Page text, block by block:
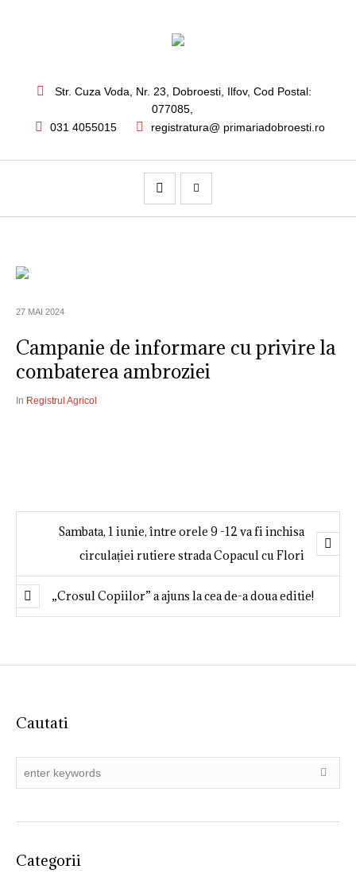
Str. Cuza Voda, Nr. 23 Dobroesti, Ilfov, Cod Postal:
077085,
031 4055015
registratura@ primariadobroesti.ro
27 MAI 2024
Campanie de informare cu privire la
combaterea ambroziei
In Registrul Agricol
Sambata, 1 iunie, între orele 9 -12 va fi inchisa
circulației rutiere strada Copacul cu Flori
„Crosul Copiilor” a ajuns la cea de-a doua editie!
Cautati
Categorii